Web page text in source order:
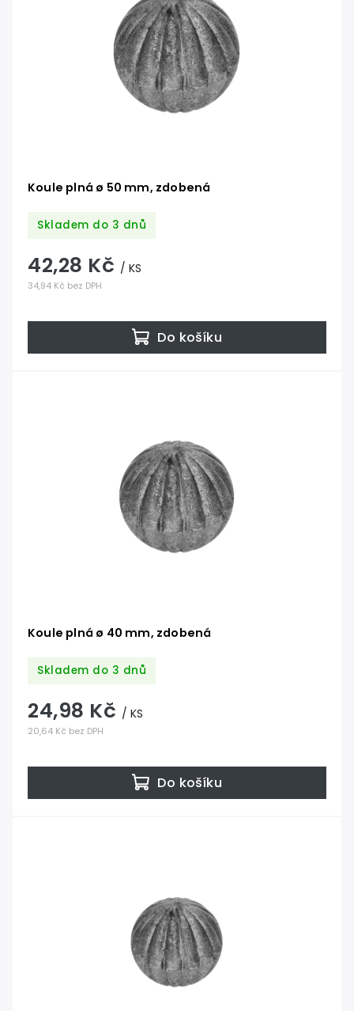
Koule plná ø 50 mm, zdobená
Skladem do 3 dnů
34,94 Kč bez DPH
42,28 Kč / KS
Do košíku
Koule plná ø 40 mm, zdobená
Skladem do 3 dnů
20,64 Kč bez DPH
24,98 Kč / KS
Do košíku